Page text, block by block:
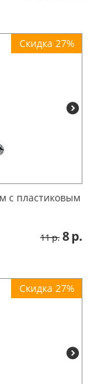
Скидка 27%
с пластиковым
11р. 8р.
Скидка 27%